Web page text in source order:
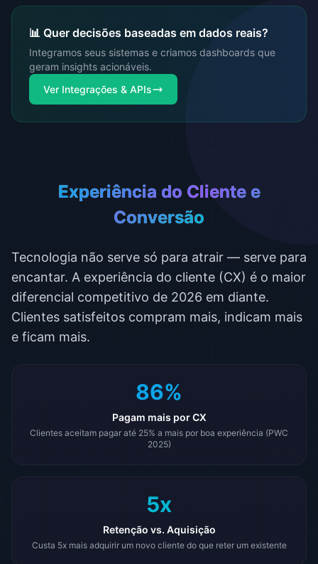
📊 Quer decisões baseadas em dados reais?
Integramos seus sistemas e criamos dashboards que
geram insights acionáveis.
Ver Integrações & APIs
Experiência do Cliente e
Conversão
Tecnologia não serve só para atrair — serve para
encantar. A experiência do cliente (CX) é o maior
diferencial competitivo de 2026 em diante.
Clientes satisfeitos compram mais, indicam mais
e ficam mais.
86%
Pagam mais por CX
Clientes aceitam pagar até 25% a mais por boa experiência (PWC
2025)
5x
Retenção vs. Aquisição
Custa 5x mais adquirir um novo cliente do que reter um existente